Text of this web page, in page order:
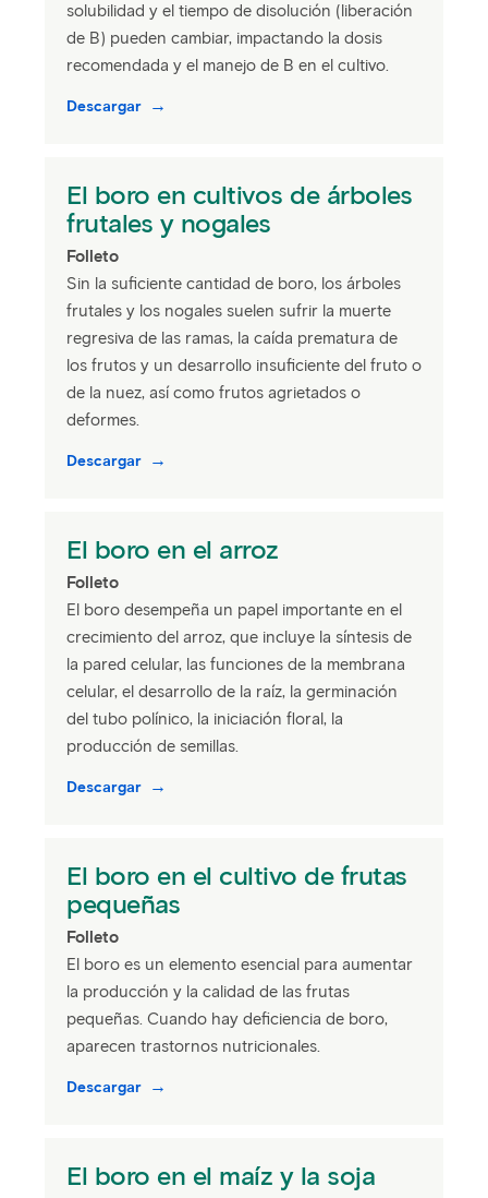
solubilidad y el tiempo de disolución (liberación
de B) pueden cambiar, impactando la dosis
recomendada y el manejo de B en el cultivo.
Descargar
El boro en cultivos de árboles
frutales y nogales
Folleto
Sin la suficiente cantidad de boro, los árboles
frutales y los nogales suelen sufrir la muerte
regresiva de las ramas, la caída prematura de
los frutos y un desarrollo insuficiente del fruto o
de la nuez, así como frutos agrietados o
deformes.
Descargar
El boro en el arroz
Folleto
El boro desempeña un papel importante en el
crecimiento del arroz, que incluye la síntesis de
la pared celular, las funciones de la membrana
celular, el desarrollo de la raíz, la germinación
del tubo polínico, la iniciación floral, la
producción de semillas.
Descargar
El boro en el cultivo de frutas
pequeñas
Folleto
El boro es un elemento esencial para aumentar
la producción y la calidad de las frutas
pequeñas. Cuando hay deficiencia de boro,
aparecen trastornos nutricionales.
Descargar
El boro en el maíz y la soja